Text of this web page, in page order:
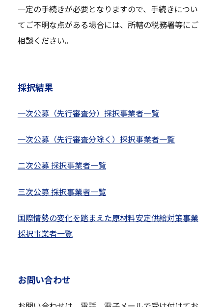
一定の手続きが必要となりますので、手続きについ
てご不明な点がある場合には、所轄の税務署等にご
相談ください。
採択結果
一次公募（先行審査分）採択事業者一覧
一次公募（先行審査分除く）採択事業者一覧
二次公募 採択事業者一覧
三次公募 採択事業者一覧
国際情勢の変化を踏まえた原材料安定供給対策事業
採択事業者一覧
お問い合わせ